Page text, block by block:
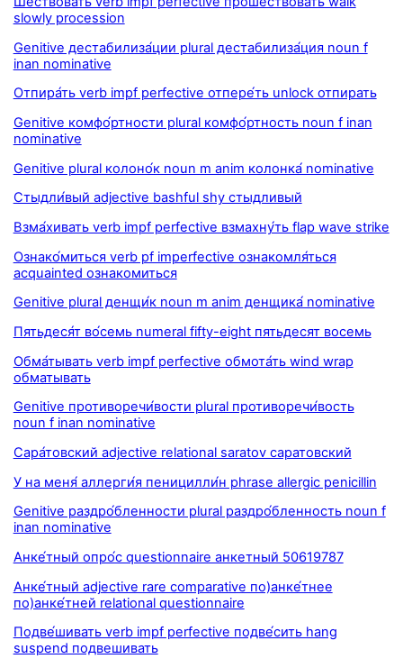
slowly procession
Genitive дестабилиза́ции plural дестабилиза́ция noun f
inan nominative
Отпира́ть verb impf perfective отпере́ть unlock отпирать
Genitive комфо́ртности plural комфо́ртность noun f inan
nominative
Genitive plural колоно́к noun m anim колонка́ nominative
Стыдли́вый adjective bashful shy стыдливый
Взма́хивать verb impf perfective взмахну́ть flap wave strike
Ознако́миться verb pf imperfective ознакомля́ться
acquainted ознакомиться
Genitive plural денщи́к noun m anim денщика́ nominative
Пятьдеся́т во́семь numeral fifty-eight пятьдесят восемь
Обма́тывать verb impf perfective обмота́ть wind wrap
обматывать
Genitive противоречи́вости plural противоречи́вость
noun f inan nominative
Сара́товский adjective relational saratov саратовский
У на меня́ аллерги́я пеницилли́н phrase allergic penicillin
Genitive раздро́бленности plural раздро́бленность noun f
inan nominative
Анке́тный опро́с questionnaire анкетный 50619787
Анке́тный adjective rare comparative по)анке́тнее
по)анке́тней relational questionnaire
Подве́шивать verb impf perfective подве́сить hang
suspend подвешивать